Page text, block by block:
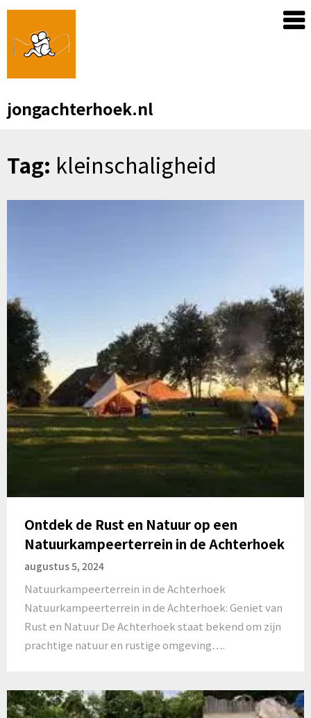
Skip
content
jongachterhoek.nl
Tag: kleinschaligheid
Ontdek de Rust en Natuur op een
Natuurkampeerterrein in de Achterhoek
augustus 5, 2024
Natuurkampeerterrein in de Achterhoek
Natuurkampeerterrein in de Achterhoek: Geniet van
Rust en Natuur De Achterhoek staat bekend om zijn
prachtige natuur en rustige omgeving….